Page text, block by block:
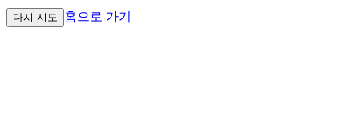
다시 시도 홈으로 가기